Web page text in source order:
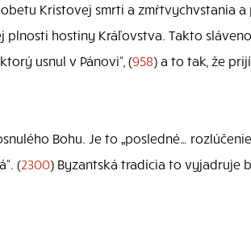
Kristovej smrti a zmŕtvychvstania
hostiny Kráľovstva. Takto
usnul v Pánovi“, (958) a to tak, že
Bohu. Je to „posledné…
(2300) Byzantská tradícia to vyjadruje